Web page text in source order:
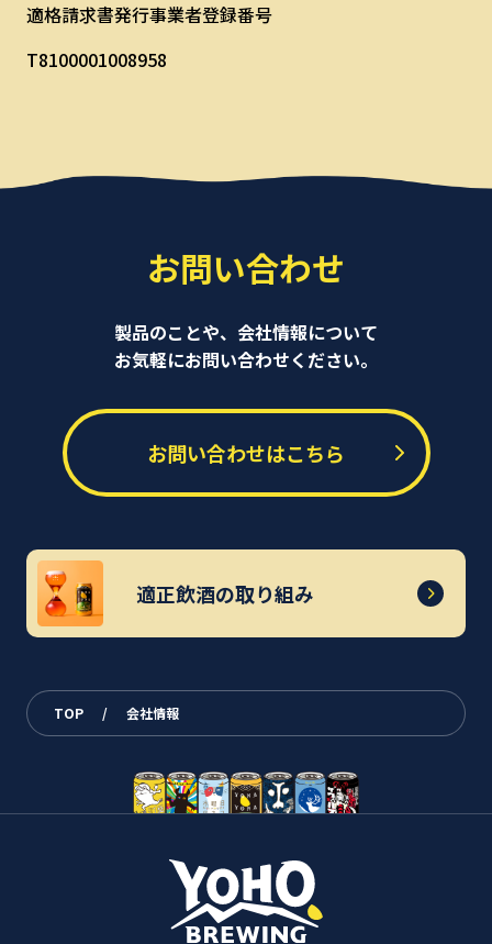
適格請求書発行事業者登録番号
T8100001008958
お問い合わせ
製品のことや、会社情報について
お気軽にお問い合わせください。
お問い合わせはこちら
適正飲酒の取り組み
TOP / 会社情報